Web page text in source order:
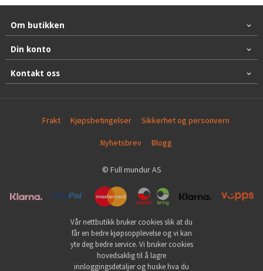
Om butikken
Din konto
Kontakt oss
Frakt Kjøpsbetingelser Sikkerhet og personvern
Nyhetsbrev Blogg
© Full mundur AS
Vår nettbutikk bruker cookies slik at du
får en bedre kjøpsopplevelse og vi kan
yte deg bedre service. Vi bruker cookies
hovedsaklig til å lagre
innloggingsdetaljer og huske hva du